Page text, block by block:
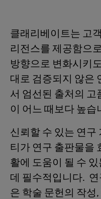
클래리베이트는 고
리전스를 제공함으
방향으로 변화시키
대로 검증되지 않은
서 엄선된 출처의 고
이 어느 때보다 높습
신뢰할 수 있는 연구
티가 연구 출판물을
활에 도움이 될 수
데 필수적입니다.
은 학술 문헌의 작성